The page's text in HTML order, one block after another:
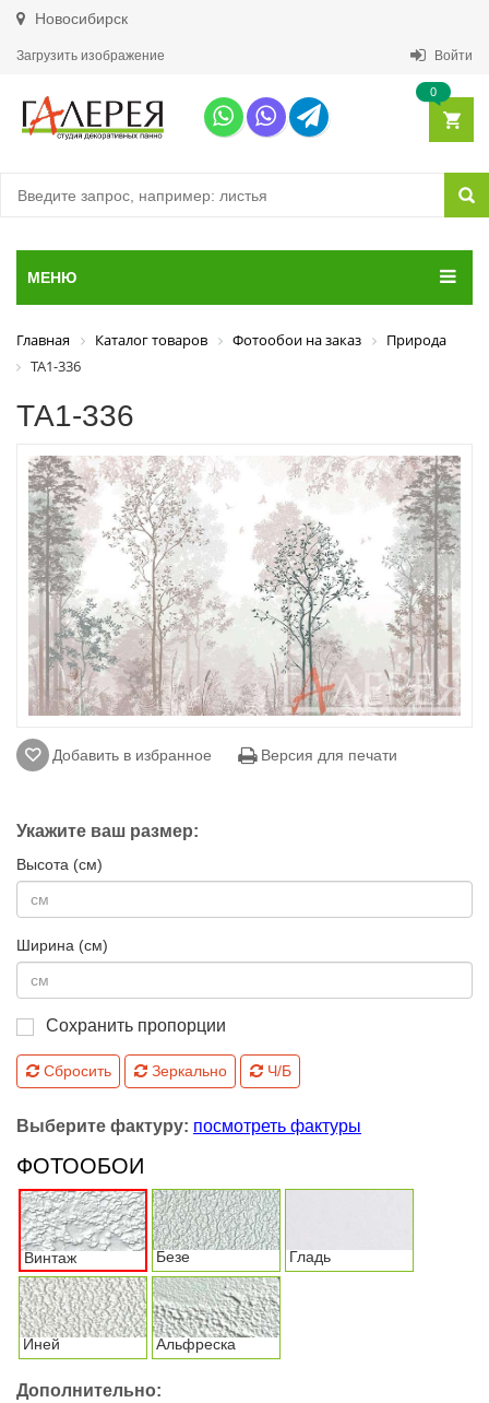
Новосибирск
Загрузить изображение Войти
0
МЕНЮ
Главная Каталог товаров Фотообои на заказ
Природа
ТА1-336
ТА1-336
Добавить в избранное Версия для печати
Укажите ваш размер:
Высота (см)
Ширина (см)
Сохранить пропорции
Сбросить Зеркально Ч/Б
Выберите фактуру: посмотреть фактуры
ФОТООБОИ
Винтаж Безе Гладь
Иней Альфреска
Дополнительно: